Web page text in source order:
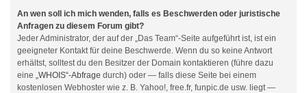
An wen soll ich mich wenden, falls es Beschwerden oder juristische
Anfragen zu diesem Forum gibt?
Jeder Administrator, der auf der „Das Team“-Seite aufgeführt ist, ist ein
geeigneter Kontakt für deine Beschwerde. Wenn du so keine Antwort
erhältst, solltest du den Besitzer der Domain kontaktieren (führe dazu
eine „WHOIS“-Abfrage durch) oder — falls diese Seite bei einem
kostenlosen Webhoster wie z. B. Yahoo!, free.fr, funpic.de usw. liegt —